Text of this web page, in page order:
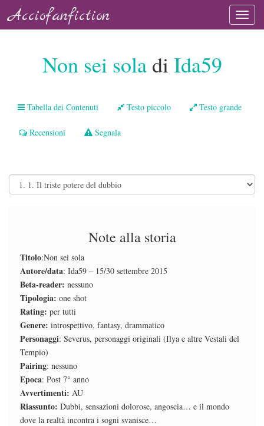
Acciofanfiction
Non sei soladi Ida59
Tabella dei Contenuti Testo piccolo Testo grande
Recensioni Segnala
Note alla storia
Titolo:Non sei sola
Autore/data: Ida59 – 15/30 settembre 2015
Beta-reader: nessuno
Tipologia: one shot
Rating: per tutti
Genere: introspettivo, fantasy, drammatico
Personaggi: Severus, personaggi originali (Ilya e altre Vestali del
Tempio)
Pairing: nessuno
Epoca: Post 7° anno
Avvertimenti: AU
Riassunto: Dubbi, sensazioni dolorose, angoscia… e il mondo
dove la realtà incontra i sogni svanisce…